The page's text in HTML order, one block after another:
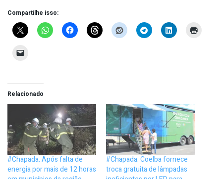
Compartilhe isso:
Relacionado
#Chapada: Após falta de
energia por mais de 12 horas
#Chapada: Coelba fornece
troca gratuita de lâmpadas